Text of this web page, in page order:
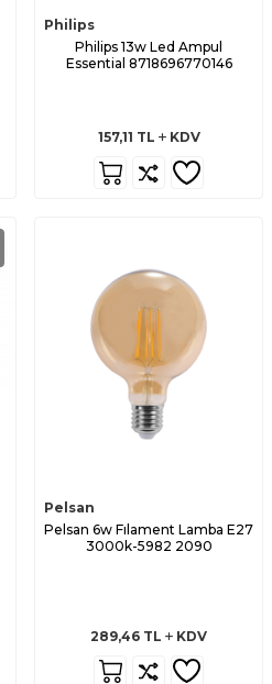
Philips
Philips 13w Led Ampul
Essential 8718696770146
157,11 TL KDV
Pelsan
Pelsan 6w Fılament Lamba E27
3000k-5982 2090
289,46 TL KDV